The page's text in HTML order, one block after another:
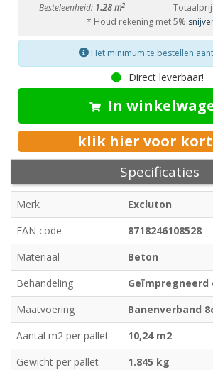
Besteleenheid: 1.28 m2
* Houd rekening met 5%
Het minimum te bestellen
Direct leverbaar!
In
klik hier voor
Specificaties
Merk
Excluton
EAN code
8718246108528
Materiaal
Beton
Behandeling
Maatvoering
Banenverband
Aantal m2 per pallet
10,24 m2
Gewicht per pallet
1.845 kg